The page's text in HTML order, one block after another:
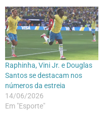
Raphinha, Vini Jr. e Douglas
Santos se destacam nos
números da estreia
14/06/2026
Em "Esporte"